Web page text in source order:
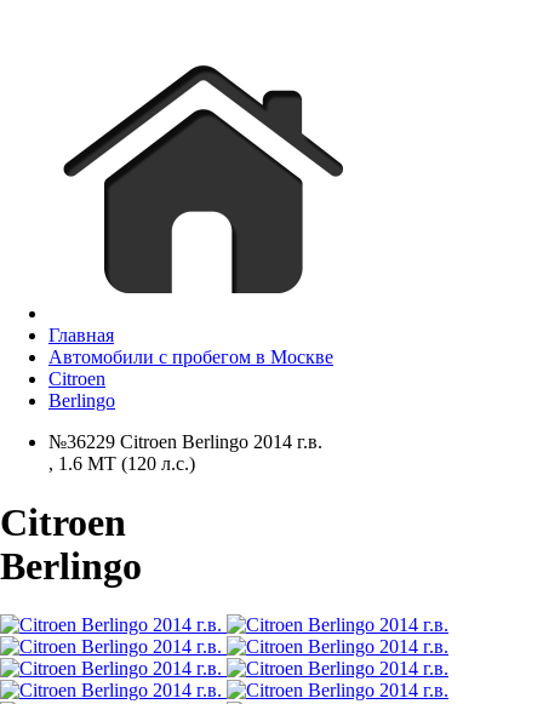
Главная
Автомобили с пробегом в Москве
Citroen
Berlingo
№36229 Citroen Berlingo 2014 г.в.
, 1.6 MT (120 л.с.)
Citroen
Berlingo